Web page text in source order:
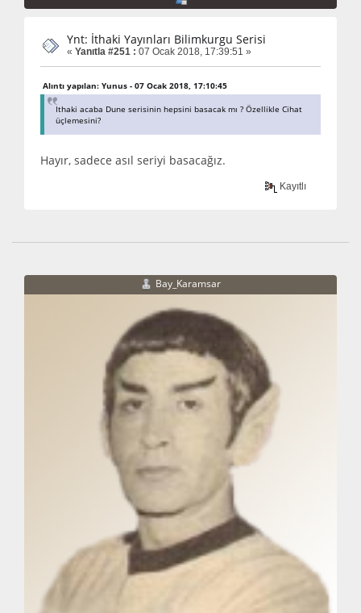
Ynt: İthaki Yayınları Bilimkurgu Serisi
« Yanıtla #251 : 07 Ocak 2018, 17:39:51 »
Alıntı yapılan: Yunus - 07 Ocak 2018, 17:10:45
Ithaki acaba Dune serisinin hepsini basacak mı ? Özellikle Cihat
üçlemesini?
Hayır, sadece asıl seriyi basacağız.
Kayıtlı
Bay_Karamsar